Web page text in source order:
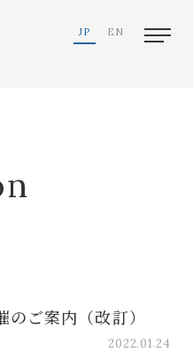
JP EN
ご案内（改訂）
2022.01.24